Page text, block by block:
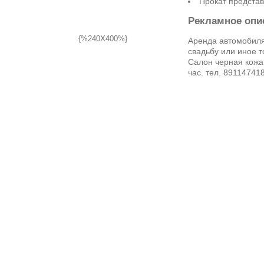
{%240X400%}
Рекламное
Аренда
свадьбу или иное
Салон черная
час. тел.